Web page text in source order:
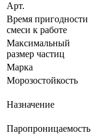
Арт.
Время пригодности
смеси к работе
Максимальный
размер частиц
Марка
Морозостойкость
Назначение
Паропроницаемость